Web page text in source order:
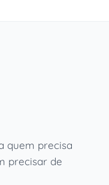
quem precisa
precisar de